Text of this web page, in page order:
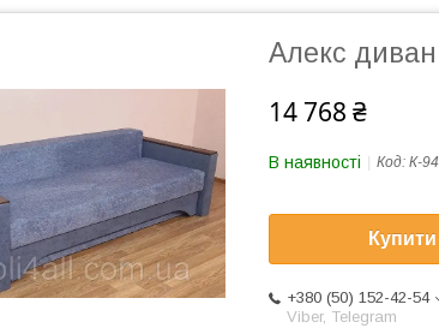
Алекс диван
14 768 ₴
В наявності Код: К-94
Купити
+380 (50) 152-42-54
Viber, Telegram